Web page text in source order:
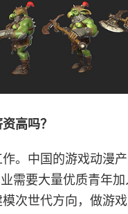
高吗？
。中国的游戏动漫
需要大量优质青年
次世代方向，做游戏